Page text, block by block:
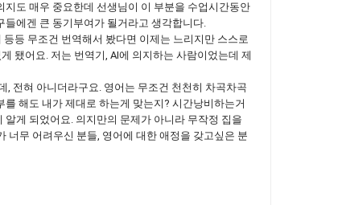
도 매우 중요한데 선생님이 이 부분을 수업시간동안
에겐 큰 동기부여가 될거라고 생각합니다.
등 무조건 번역해서 봤다면 이제는 느리지만 스스로
됐어요. 저는 번역기, AI에 의지하는 사람이었는데 제
전혀 아니더라구요. 영어는 무조건 천천히 차곡차곡
해도 내가 제대로 하는게 맞는지? 시간낭비하는거
게 되었어요. 의지만의 문제가 아니라 무작정 집을
너무 어려우신 분들, 영어에 대한 애정을 갖고싶은 분